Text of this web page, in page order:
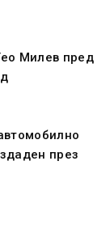
Милев пред
през